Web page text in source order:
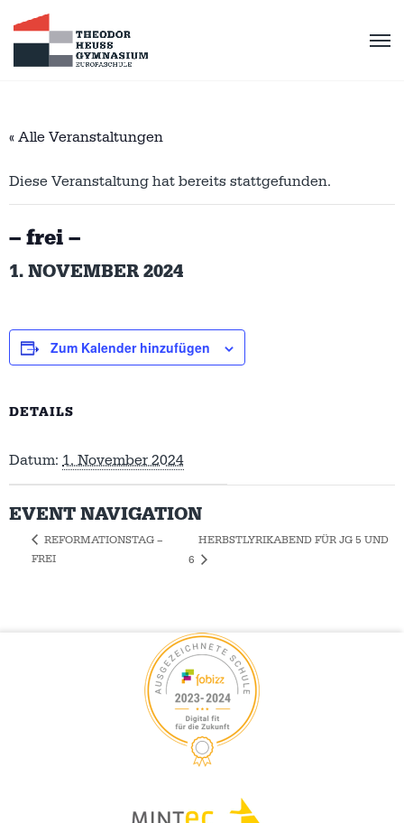
« Alle Veranstaltungen
Diese Veranstaltung hat bereits stattgefunden.
– frei –
1. NOVEMBER 2024
Zum Kalender hinzufügen
DETAILS
Datum: 1. November 2024
EVENT NAVIGATION
REFORMATIONSTAG –
FREI
HERBSTLYRIKABEND FÜR JG 5 UND
6